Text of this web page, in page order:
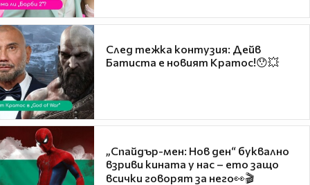
След тежка контузия: Дейв
Батиста е новият Кратос!😯💥
„Спайдър-мен: Нов ден“ буквално
взриви кината у нас – ето защо
всички говорят за него👀🎬